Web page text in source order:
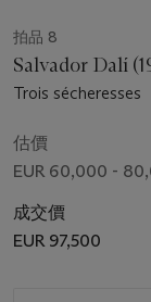
拍品 8
Salvador Dalí
Trois sécheresses
估價
EUR 60,000 -
成交價
EUR 97,500